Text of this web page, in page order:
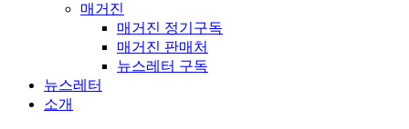
매거진
매거진 정기구독
매거진 판매처
뉴스레터 구독
뉴스레터
소개